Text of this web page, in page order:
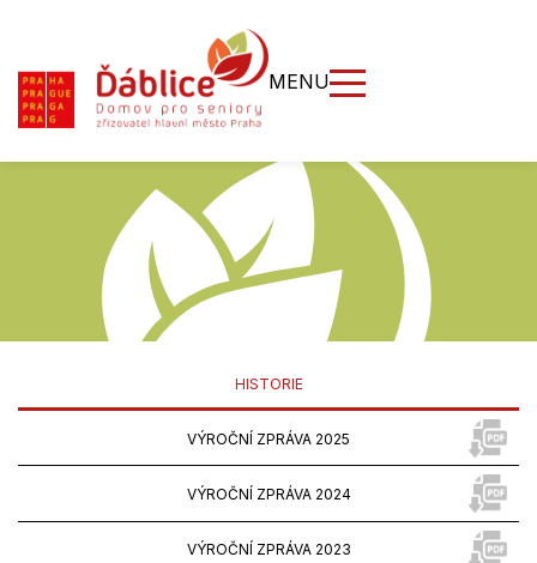
MENU
HISTORIE
VÝROČNÍ ZPRÁVA 2025
VÝROČNÍ ZPRÁVA 2024
VÝROČNÍ ZPRÁVA 2023